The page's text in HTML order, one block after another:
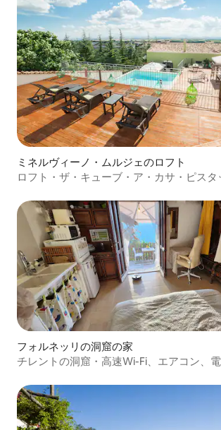
ミネルヴィーノ・ムルジェのロフト
ロフト・ザ・キューブ・ア・カサ・ピスタ
フォルネッリの洞窟の家
チレントの洞窟・高速Wi-Fi、エアコン、